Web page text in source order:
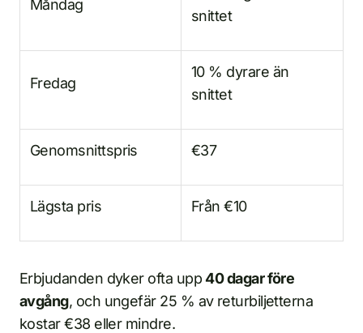
Måndag
snittet
Fredag
10 % dyrare än
snittet
Genomsnittspris €37
Lägsta pris Från €10
Erbjudanden dyker ofta upp40 dagar före
avgång, och ungefär 25 % av returbiljetterna
kostar €38 eller mindre.